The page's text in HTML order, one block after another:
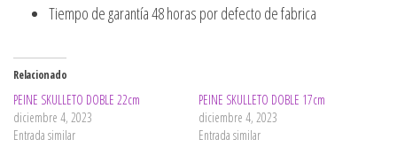
Tiempo de garantía 48 horas por defecto de fabrica
Relacionado
PEINE SKULLETO DOBLE 22cm
diciembre 4, 2023
Entrada similar
PEINE SKULLETO DOBLE 17cm
diciembre 4, 2023
Entrada similar